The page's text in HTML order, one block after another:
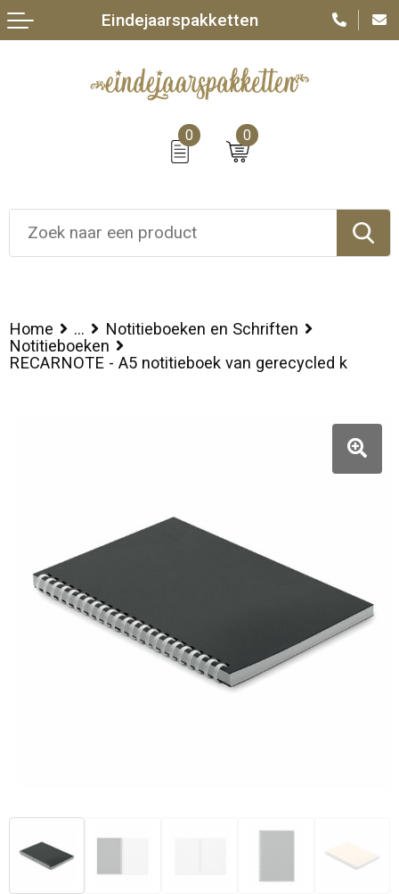
0 0
Eindejaarspakketten
Home ...
Notitieboeken en Schriften
Notitieboeken
RECARNOTE - A5 notitieboek van gerecycled k